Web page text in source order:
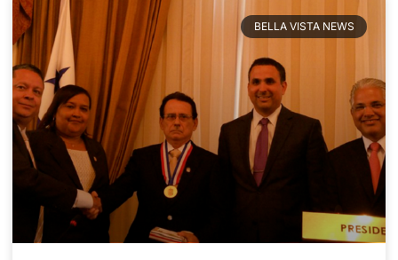
BELLA VISTA NEWS